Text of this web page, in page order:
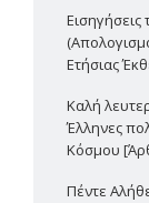
Ετήσιας
Καλή
Έλληνες
Κόσμου
Πέντε